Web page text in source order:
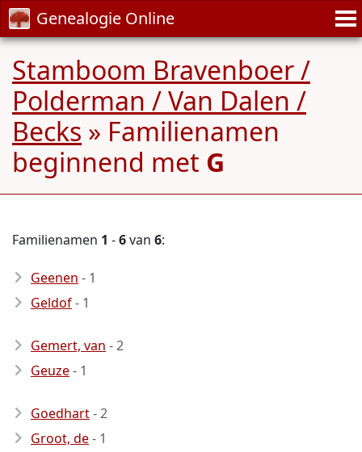
Genealogie Online
Stamboom Bravenboer /
Polderman / Van Dalen /
Becks » Familienamen
beginnend met G
Familienamen 1 -6van 6:
Geenen - 1
Geldof- 1
Gemert, van - 2
Geuze- 1
Goedhart- 2
Groot, de- 1